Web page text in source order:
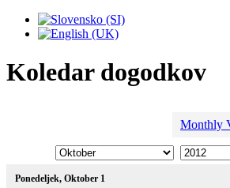
Koledar dogodkov
Monthly
Ponedeljek, Oktober 1